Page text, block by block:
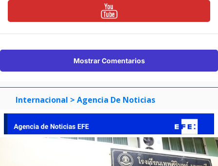
Mostrar Comentarios
Internacional > Agencia De Noticias